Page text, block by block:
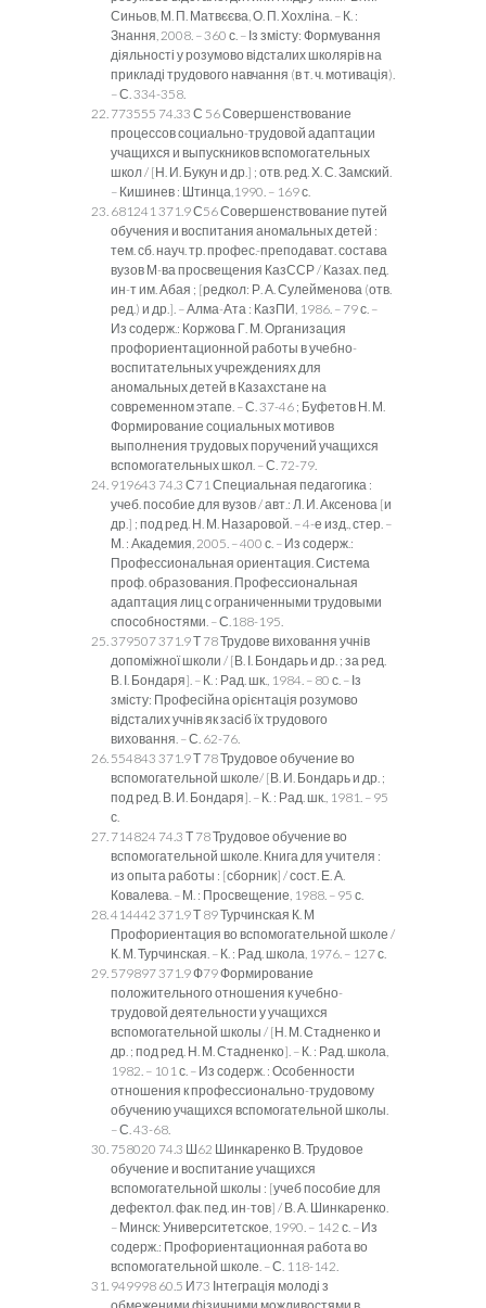
Синьов, М. П. Матвєєва, О. П. Хохліна. – К. :
Знання, 2008. – 360 с. – Із змісту: Формування
діяльності у розумово відсталих школярів на
прикладі трудового навчання (в т. ч. мотивація).
– С. 334-358.
773555 74.33 С 56 Совершенствование
процессов социально-трудовой адаптации
учащихся и выпускников вспомогательных
школ / [Н. И. Букун и др.] ; отв. ред. Х. С. Замский.
– Кишинев : Штинца,1990. – 169 с.
681241 371.9 С56 Совершенствование путей
обучения и воспитания аномальных детей :
тем. сб. науч. тр. профес.-преподават. состава
вузов М-ва просвещения КазССР / Казах. пед.
ин-т им. Абая ; [редкол: Р. А. Сулейменова (отв.
ред.) и др.]. – Алма-Ата : КазПИ, 1986. – 79 с. –
Из содерж.: Коржова Г. М. Организация
профориентационной работы в учебно-
воспитательных учреждениях для
аномальных детей в Казахстане на
современном этапе. – С. 37-46 ; Буфетов Н. М.
Формирование социальных мотивов
выполнения трудовых поручений учащихся
вспомогательных школ. – С. 72-79.
919643 74.3 С71 Специальная педагогика :
учеб. пособие для вузов / авт.: Л. И. Аксенова [и
др.] ; под ред. Н. М. Назаровой. – 4-е изд., стер. –
М. : Академия, 2005. – 400 с. – Из содерж.:
Профессиональная ориентация. Система
проф. образования. Профессиональная
адаптация лиц с ограниченными трудовыми
способностями. – С.188-195.
379507 371.9 Т 78 Трудове виховання учнів
допоміжної школи / [В. І. Бондарь и др. ; за ред.
В. І. Бондаря]. – К. : Рад. шк., 1984. – 80 с. – Із
змісту: Професійна орієнтація розумово
відсталих учнів як засіб їх трудового
виховання. – С. 62-76.
554843 371.9 Т 78 Трудовое обучение во
вспомогательной школе/ [В. И. Бондарь и др. ;
под ред. В. И. Бондаря]. – К. : Рад. шк., 1981. – 95
с.
714824 74.3 Т 78 Трудовое обучение во
вспомогательной школе. Книга для учителя :
из опыта работы : [сборник] / сост. Е. А.
Ковалева. – М. : Просвещение, 1988. – 95 с.
414442 371.9 Т 89 Турчинская К. М
Профориентация во вспомогательной школе /
К. М. Турчинская. – К. : Рад. школа, 1976. – 127 с.
579897 371.9 Ф79 Формирование
положительного отношения к учебно-
трудовой деятельности у учащихся
вспомогательной школы / [Н. М. Стадненко и
др. ; под ред. Н. М. Стадненко]. – К. : Рад. школа,
1982. – 101 с. – Из содерж. : Особенности
отношения к профессионально-трудовому
обучению учащихся вспомогательной школы.
– С. 43-68.
758020 74.3 Ш62 Шинкаренко В. Трудовое
обучение и воспитание учащихся
вспомогательной школы : [учеб пособие для
дефектол. фак. пед. ин-тов] / В. А. Шинкаренко.
– Минск: Университетское, 1990. – 142 с. – Из
содерж.: Профориентационная работа во
вспомогательной школе. – С. 118-142.
949998 60.5 И73 Інтеграція молоді з